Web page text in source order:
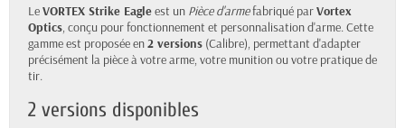
LeVORTEX Strike Eagleest un Pièce d'armefabriqué parVortex
Optics, conçu pour fonctionnement et personnalisation d'arme. Cette
gamme est proposée en2 versions (Calibre), permettant d'adapter
précisément la pièce à votre arme, votre munition ou votre pratique de
tir.
2 versions disponibles